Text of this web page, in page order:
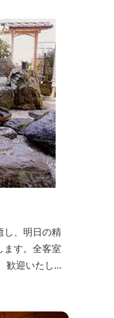
。 館内には2
風呂を楽し
し、明日の精
ます。全客室
歓迎いたしま